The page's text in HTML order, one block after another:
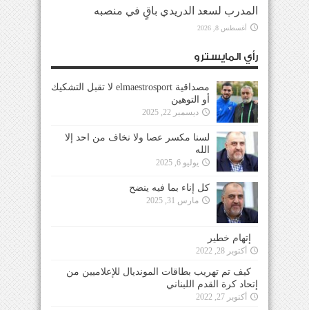
المدرب لسعد الدريدي باقٍ في منصبه
أغسطس 8, 2026
رأي المايسترو
مصداقية elmaestrosport لا تقبل التشكيك
أو التوهين
ديسمبر 22, 2025
لسنا مكسر عصا ولا نخاف من احد إلا
الله
يوليو 6, 2025
كل إناء بما فيه ينضح
مارس 31, 2025
إتهام خطير
أكتوبر 28, 2022
كيف تم تهريب بطاقات المونديال للإعلاميين من
إتحاد كرة القدم اللبناني
أكتوبر 27, 2022